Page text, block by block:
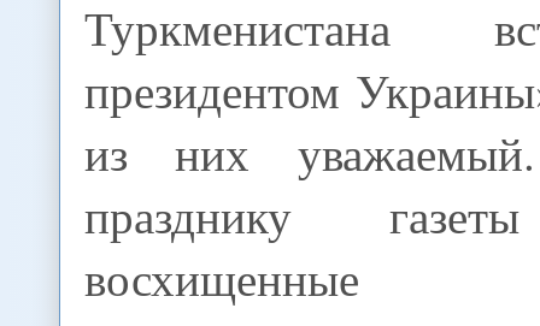
Туркменистана
президентом
из них
празднику
восхищенные